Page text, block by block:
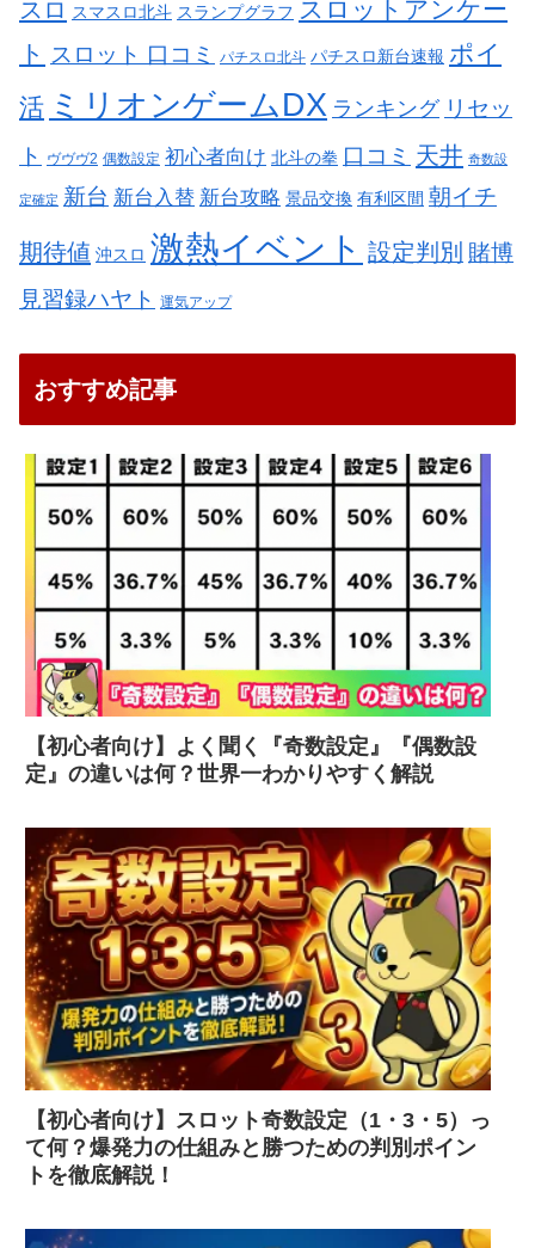
スロ スマスロ北斗 スランプグラフ スロットアンケー
ト スロット 口コミ パチスロ北斗 パチスロ新台速報 ポイ
活 ミリオンゲームDX ランキング リセッ
ト
ヴヴヴ2 偶数設定 初心者向け 北斗の拳 口コミ 天井 奇数設
定確定 新台 新台入替 新台攻略 景品交換 有利区間 朝イチ
期待値 沖スロ 激熱イベント 設定判別 賭博
見習録ハヤト 運気アップ
おすすめ記事
【初心者向け】よく聞く『奇数設定』『偶数設
定』の違いは何？世界一わかりやすく解説
【初心者向け】スロット奇数設定（1・3・5）っ
て何？爆発力の仕組みと勝つための判別ポイン
トを徹底解説！